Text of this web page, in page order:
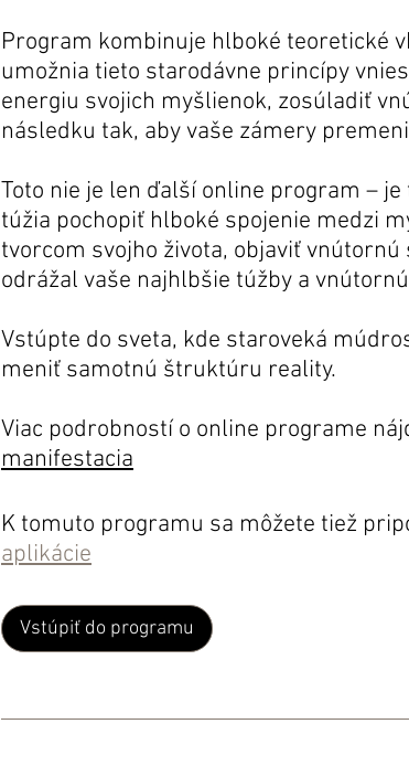
Program kombinuje hlboké teoretické
umožnia tieto starodávne princípy
energiu svojich myšlienok, zosúladiť
následku tak, aby vaše zámery
Toto nie je len ďalší online program –
túžia pochopiť hlboké spojenie medzi
tvorcom svojho života, objaviť
odrážal vaše najhlbšie túžby a
Vstúpte do sveta, kde staroveká
meniť samotnú štruktúru reality.
Viac podrobností o online programe
manifestacia
K tomuto programu sa môžete tiež
aplikácie
Vstúpiť do programu